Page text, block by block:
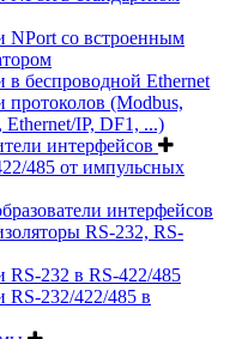
NPort со встроенным
в беспроводной Ethernet
протоколов (Modbus,
IP, DF1, ...)
интерфейсов
485 от импульсных
интерфейсов
RS-232, RS-
RS-232 в RS-422/485
RS-232/422/485 в